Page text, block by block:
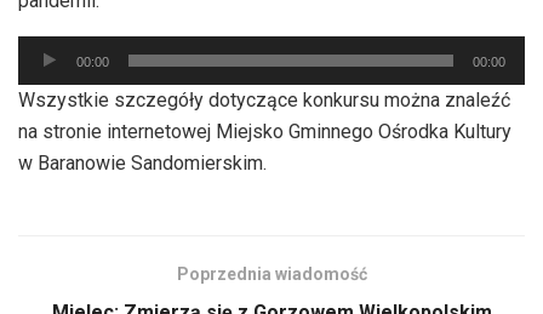
Odtwarzacz
plików
dźwiękowych
00:00 00:00
Wszystkie szczegóły dotyczące konkursu można znaleźć
na stronie internetowej Miejsko Gminnego Ośrodka Kultury
w Baranowie Sandomierskim.
Poprzednia wiadomość